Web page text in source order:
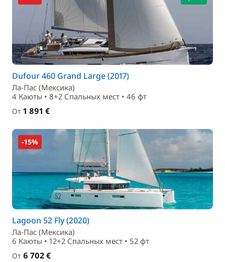
Dufour 460 Grand Large (2017)
Ла-Пас (Мексика)
4 Каюты • 8+2 Спальныx мест • 46 фт
От 1 891 €
-15%
Lagoon 52 Fly (2020)
Ла-Пас (Мексика)
6 Каюты • 12+2 Спальныx мест • 52 фт
От 6 702 €